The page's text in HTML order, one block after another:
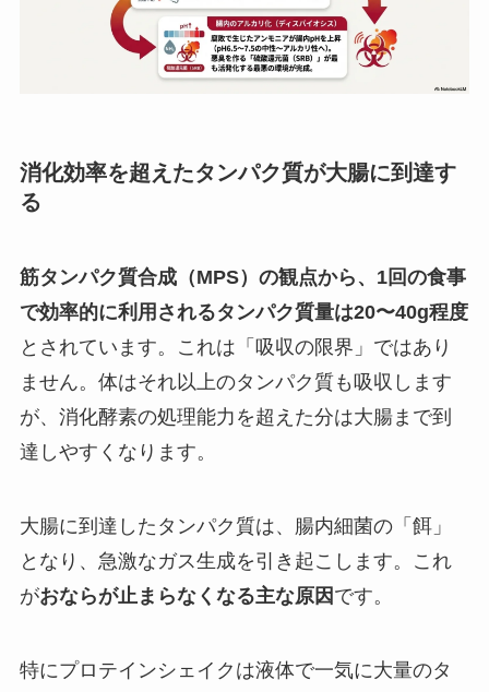
消化効率を超えたタンパク質が大腸に到達す
る
筋タンパク質合成（MPS）の観点から、1回の食事
で効率的に利用されるタンパク質量は20〜40g程度
とされています。これは「吸収の限界」ではあり
ません。体はそれ以上のタンパク質も吸収します
が、消化酵素の処理能力を超えた分は大腸まで到
達しやすくなります。
大腸に到達したタンパク質は、腸内細菌の「餌」
となり、急激なガス生成を引き起こします。これ
がおならが止まらなくなる主な原因 です。
特にプロテインシェイクは液体で一気に大量のタ